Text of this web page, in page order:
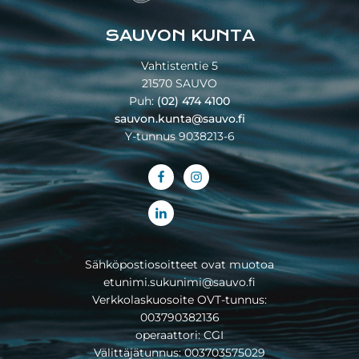
SAUVON KUNTA
Vahtistentie 5
21570 SAUVO
Puh:(02) 474 4100
sauvon.kunta@sauvo.fi
Y-tunnus 9038213-6
Sähköpostiosoitteet ovat muotoa
etunimi.sukunimi@sauvo.fi
Verkkolaskuosoite OVT-tunnus:
003790382136
operaattori: CGI
Välittäjätunnus: 003703575029